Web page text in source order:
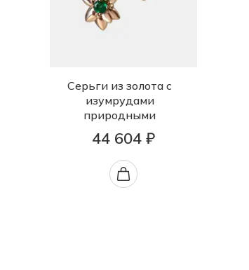
Серьги из золота с
изумрудами
природными
44 604 ₽